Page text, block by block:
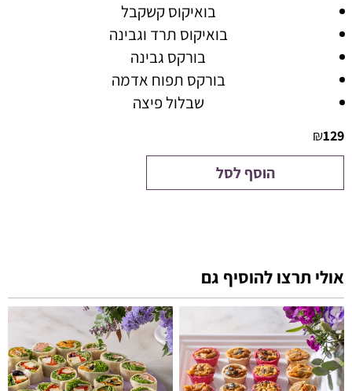
בואיקוס קשקבל
בואיקוס תרד וגבינה
בורקס גבינה
בורקס תפוח אדמה
שבלול פיצה
129
₪
הוסף לסל
אולי תרצו להוסיף גם